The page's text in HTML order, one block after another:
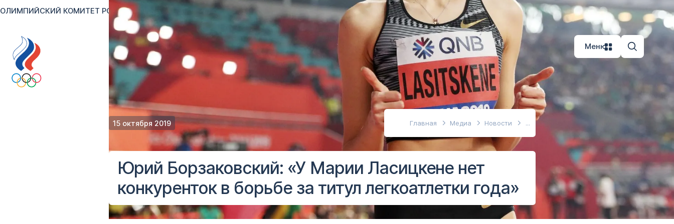
ОЛИМПИЙСКИЙ КОМИТЕТ РОССИИ Версия для слабовидящих
Меню
15 октября 2019 Главная Медиа Новости
Юрий Борзаковский: «У Марии Ласицкене нет
конкуренток в борьбе за титул легкоатлетки года»